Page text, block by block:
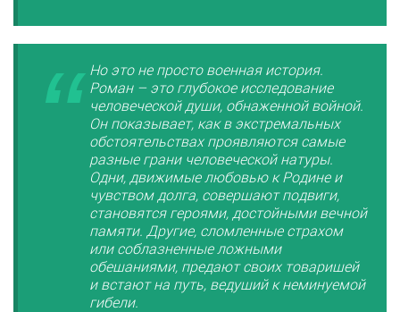
Но это не просто военная история.
Роман – это глубокое исследование
человеческой души, обнаженной войной.
Он показывает, как в экстремальных
обстоятельствах проявляются самые
разные грани человеческой натуры.
Одни, движимые любовью к Родине и
чувством долга, совершают подвиги,
становятся героями, достойными вечной
памяти. Другие, сломленные страхом
или соблазненные ложными
обещаниями, предают своих товарищей
и встают на путь, ведущий к неминуемой
гибели.